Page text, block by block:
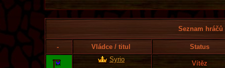
Seznam
- Vládce / titul
Status
Syrio
Vítěz